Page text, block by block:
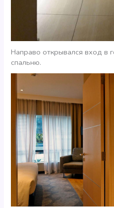
Направо открывался вход в
спальню.